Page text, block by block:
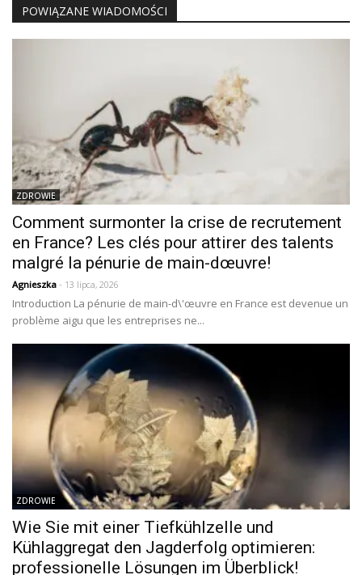
POWIĄZANE WIADOMOŚCI
ZDROWIE
Comment surmonter la crise de recrutement
en France? Les clés pour attirer des talents
malgré la pénurie de main-dœuvre!
Agnieszka - 13 lipca, 2026
Introduction La pénurie de main-d\'œuvre en France est devenue un
problème aigu que les entreprises ne...
ZDROWIE
Wie Sie mit einer Tiefkühlzelle und
Kühlaggregat den Jagderfolg optimieren:
professionelle Lösungen im Überblick!